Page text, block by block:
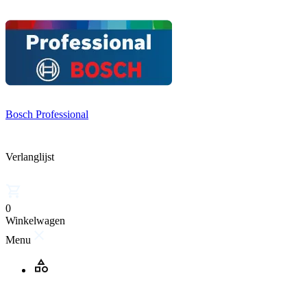
Bosch Professional
Verlanglijst
0
Winkelwagen
Menu